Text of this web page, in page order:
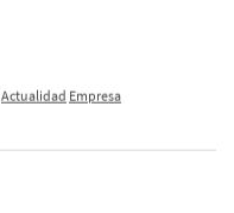
Actualidad Empresa